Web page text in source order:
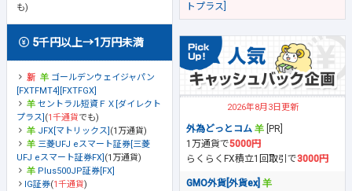
も)
5千円以上→1万円未満
ゴールデンウェイジャパン
[FXTFMT4][FXTFGX]
セントラル短資ＦＸ[ダイレクト
プラス] (1千通貨でも)
JFX[マトリックス] (1万通貨)
三菱UFJ eスマート証券[三菱
UFJ eスマート証券FX] (1万通貨)
Plus500JP証券[FX]
IG証券(1千通貨)
トプラス]
2026年8月3日更新
外為どっとコム
[PR]
1万通貨で5000円
らくらくFX積立1回取引で3000円
GMO外貨[外貨ex]